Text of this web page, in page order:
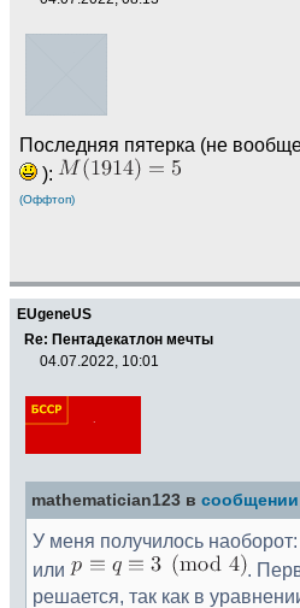
Последняя пятерка (не
):
(Оффтоп)
EUgeneUS
Re: Пентадекатлон мечты
04.07.2022, 10:01
mathematician123 в сообщении
У меня получилось наоборот:
или
.
решается, так как в